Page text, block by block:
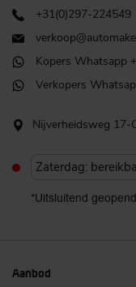
+31(0)297-224549
Kopers Whatsapp
Verkopers
Nijverheidsweg 17-
Zaterdag:
*Uitsluitend
Aanbod